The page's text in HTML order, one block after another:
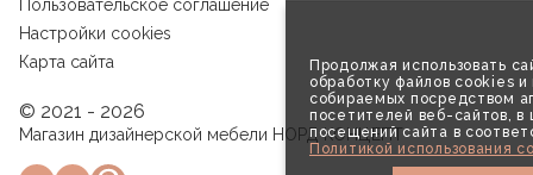
Продолжая использовать
обработку файлов cookies и
собираемых посредством
посетителей веб-сайтов, в
посещений сайта в
Политикой использования
Пользовательское соглашение
Настройки cookies
Карта сайта
© 2021 - 2026
Магазин дизайнерской мебели НОРД КОНЦЕПТ